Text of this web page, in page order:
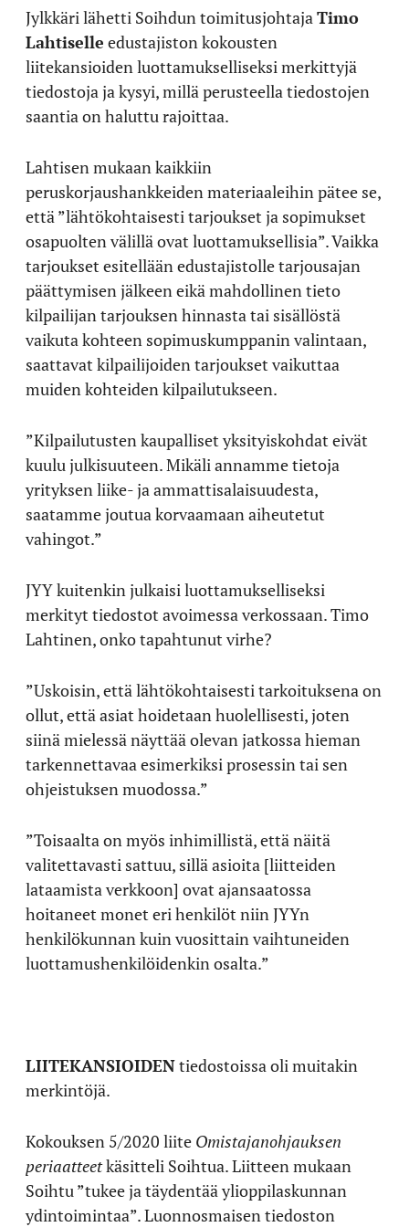
Jylkkäri lähetti Soihdun toimitusjohtajaTimo
Lahtiselle edustajiston kokousten
liitekansioiden luottamukselliseksi merkittyjä
tiedostoja ja kysyi, millä perusteella tiedostojen
saantia on haluttu rajoittaa.
Lahtisen mukaan kaikkiin
peruskorjaushankkeiden materiaaleihin pätee se,
että ”lähtökohtaisesti tarjoukset ja sopimukset
osapuolten välillä ovat luottamuksellisia”. Vaikka
tarjoukset esitellään edustajistolle tarjousajan
päättymisen jälkeen eikä mahdollinen tieto
kilpailijan tarjouksen hinnasta tai sisällöstä
vaikuta kohteen sopimuskumppanin valintaan,
saattavat kilpailijoiden tarjoukset vaikuttaa
muiden kohteiden kilpailutukseen.
”Kilpailutusten kaupalliset yksityiskohdat eivät
kuulu julkisuuteen. Mikäli annamme tietoja
yrityksen liike- ja ammattisalaisuudesta,
saatamme joutua korvaamaan aiheutetut
vahingot.”
JYY kuitenkin julkaisi luottamukselliseksi
merkityt tiedostot avoimessa verkossaan. Timo
Lahtinen, onko tapahtunut virhe?
”Uskoisin, että lähtökohtaisesti tarkoituksena on
ollut, että asiat hoidetaan huolellisesti, joten
siinä mielessä näyttää olevan jatkossa hieman
tarkennettavaa esimerkiksi prosessin tai sen
ohjeistuksen muodossa.”
”Toisaalta on myös inhimillistä, että näitä
valitettavasti sattuu, sillä asioita [liitteiden
lataamista verkkoon] ovat ajansaatossa
hoitaneet monet eri henkilöt niin JYYn
henkilökunnan kuin vuosittain vaihtuneiden
luottamushenkilöidenkin osalta.”
LIITEKANSIOIDENtiedostoissa oli muitakin
merkintöjä.
Kokouksen 5/2020 liite Omistajanohjauksen
periaatteetkäsitteli Soihtua. Liitteen mukaan
Soihtu ”tukee ja täydentää ylioppilaskunnan
ydintoimintaa”. Luonnosmaisen tiedoston